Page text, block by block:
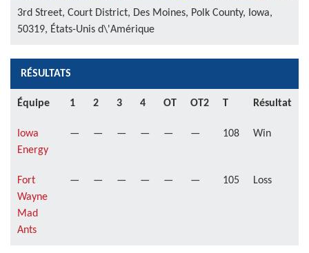
3rd Street, Court District, Des Moines, Polk County, Iowa,
50319, États-Unis d\'Amérique
RÉSULTATS
Équipe 1 2 3 4 OT OT2 T Résultat
Iowa
Energy
— — — — — — 108 Win
Fort
Wayne
Mad
Ants
— — — — — — 105 Loss